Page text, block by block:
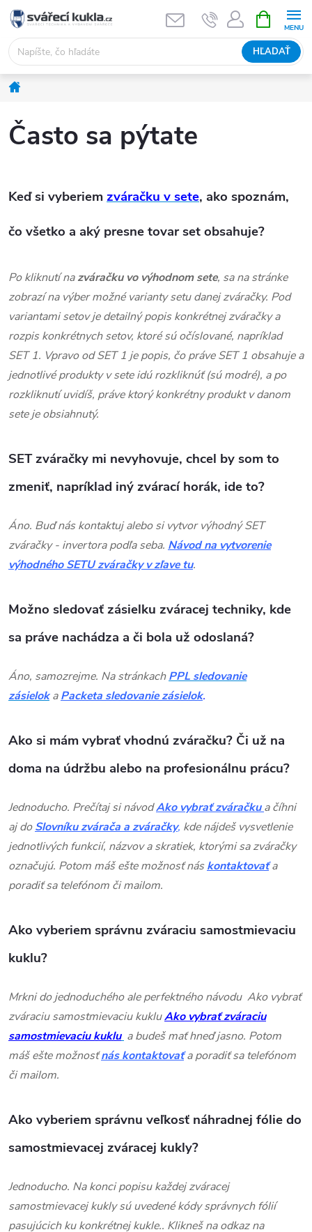
Prejsť na obsah
HĽADAŤ
Domov
Často sa pýtate
Keď si vyberiemzváračku v sete, ako spoznám,
čo všetko a aký presne tovar set obsahuje?
Po kliknutí nazváračku vo výhodnom sete, sa na stránke
zobrazí na výber možné varianty setu danej zváračky. Pod
variantami setov je detailný popis konkrétnej zváračky a
rozpis konkrétnych setov, ktoré sú očíslované, napríklad
SET 1. Vpravo od SET 1 je popis, čo práve SET 1 obsahuje a
jednotlivé produkty v sete idú rozkliknúť (sú modré), a po
rozkliknutí uvidíš, práve ktorý konkrétny produkt v danom
sete je obsiahnutý.
SET zváračky mi nevyhovuje, chcel by som to
zmeniť, napríklad iný zvárací horák, ide to?
Áno. Buď nás kontaktuj alebo si vytvor výhodný SET
zváračky - invertora podľa seba. Návod na vytvorenie
výhodného SETU zváračky v zľave tu.
Možno sledovať zásielku zváracej techniky, kde
sa práve nachádza a či bola už odoslaná?
Áno, samozrejme. Na stránkachPPL sledovanie
zásieloka Packeta sledovanie zásielok.
Ako si mám vybrať vhodnú zváračku? Či už na
doma na údržbu alebo na profesionálnu prácu?
Jednoducho. Prečítaj si návodAko vybrať zváračku a číhni
aj doSlovníku zvárača a zváračky, kde nájdeš vysvetlenie
jednotlivých funkcií, názvov a skratiek, ktorými sa zváračky
označujú. Potom máš ešte možnosť náskontaktovaťa
poradiť sa telefónom či mailom.
Ako vyberiem správnu zváraciu samostmievaciu
kuklu?
Mrkni do jednoduchého ale perfektného návodu Ako vybrať
zváraciu samostmievaciu kukluAko vybrať zváraciu
samostmievaciu kuklu a budeš mať hneď jasno. Potom
máš ešte možnosťnás kontaktovaťa poradiť sa telefónom
či mailom.
Ako vyberiem správnu veľkosť náhradnej fólie do
samostmievacej zváracej kukly?
Jednoducho. Na konci popisu každej zváracej
samostmievacej kukly sú uvedené kódy správnych fólií
pasujúcich ku konkrétnej kukle.. Klikneš na odkaz na